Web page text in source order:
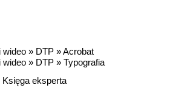
wideo » DTP »Acrobat
wideo » DTP » Typografia
Księga eksperta